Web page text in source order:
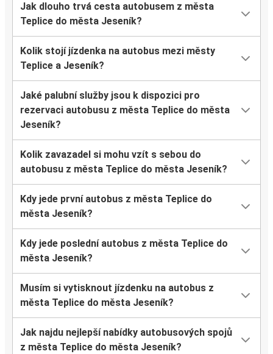
Jak dlouho trvá cesta autobusem z města
Teplice do města Jeseník?
Kolik stojí jízdenka na autobus mezi městy
Teplice a Jeseník?
Jaké palubní služby jsou k dispozici pro
rezervaci autobusu z města Teplice do města
Jeseník?
Kolik zavazadel si mohu vzít s sebou do
autobusu z města Teplice do města Jeseník?
Kdy jede první autobus z města Teplice do
města Jeseník?
Kdy jede poslední autobus z města Teplice do
města Jeseník?
Musím si vytisknout jízdenku na autobus z
města Teplice do města Jeseník?
Jak najdu nejlepší nabídky autobusových spojů
z města Teplice do města Jeseník?